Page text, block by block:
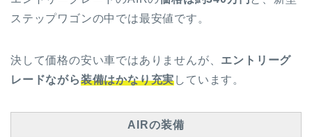
ステップワゴンの中では最安値です。
決して価格の安い車ではありませんが、 エントリーグ
レードながら装備はかなり充実しています。
AIRの装備